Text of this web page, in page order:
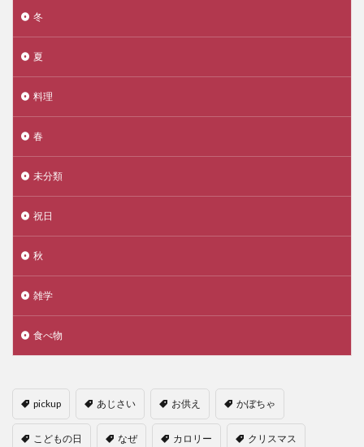
冬
夏
料理
春
未分類
祝日
秋
雑学
食べ物
pickup あじさい お供え かぼちゃ
こどもの日 なぜ カロリー クリスマス